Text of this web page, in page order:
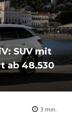
SUV mit
ab 48.530
3 min.